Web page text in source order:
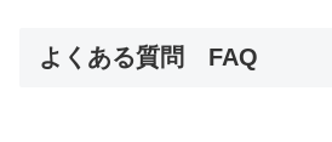
よくある質問 FAQ